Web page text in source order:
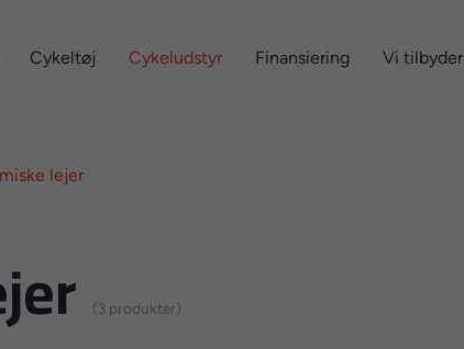
Cykeltøj Cykeludstyr Finansiering Vi tilbyder
lejer
(3 produkter)